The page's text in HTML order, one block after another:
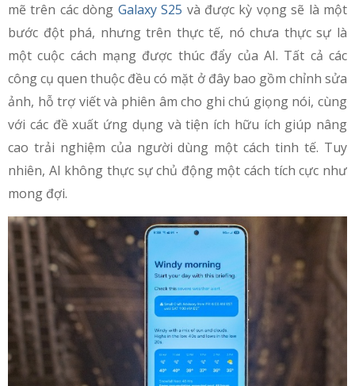
mẽ trên các dòng Galaxy S25 và được kỳ vọng sẽ là một
bước đột phá, nhưng trên thực tế, nó chưa thực sự là
một cuộc cách mạng được thúc đẩy của AI. Tất cả các
công cụ quen thuộc đều có mặt ở đây bao gồm chỉnh sửa
ảnh, hỗ trợ viết và phiên âm cho ghi chú giọng nói, cùng
với các đề xuất ứng dụng và tiện ích hữu ích giúp nâng
cao trải nghiệm của người dùng một cách tinh tế. Tuy
nhiên, AI không thực sự chủ động một cách tích cực như
mong đợi.